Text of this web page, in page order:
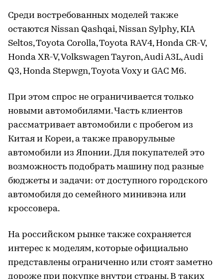
Среди востребованных моделей также
остаются Nissan Qashqai, Nissan Sylphy, KIA
Seltos, Toyota Corolla, Toyota RAV4, Honda CR-V,
Honda XR-V, Volkswagen Tayron, Audi A3L, Audi
Q3, Honda Stepwgn, Toyota Voxy и GAC M6.
При этом спрос не ограничивается только
новыми автомобилями. Часть клиентов
рассматривает автомобили с пробегом из
Китая и Кореи, а также праворульные
автомобили из Японии. Для покупателей это
возможность подобрать машину под разные
бюджеты и задачи: от доступного городского
автомобиля до семейного минивэна или
кроссовера.
На российском рынке также сохраняется
интерес к моделям, которые официально
представлены ограниченно или стоят заметно
дороже при покупке внутри страны. В таких